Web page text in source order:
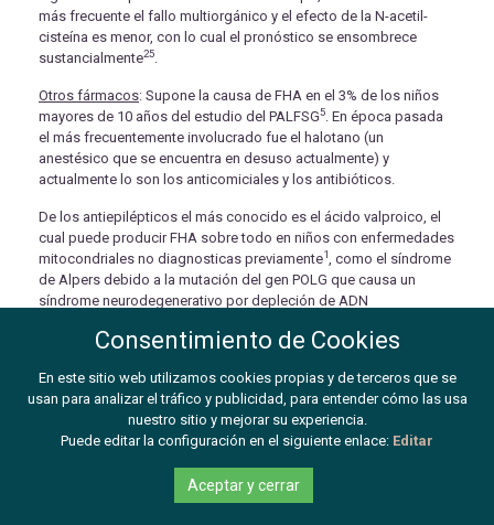
más frecuente el fallo multiorgánico y el efecto de la N-acetil-
cisteína es menor, con lo cual el pronóstico se ensombrece
sustancialmente25
Otros fármacos: Supone la causa de FHA en el 3% de los niños
mayores de 10 años del estudio del PALFSG5 . En época pasada
el más frecuentemente involucrado fue el halotano (un
anestésico que se encuentra en desuso actualmente) y
actualmente lo son los anticomiciales y los antibióticos.
De los antiepilépticos el más conocido es el ácido valproico, el
cual puede producir FHA sobre todo en niños con enfermedades
mitocondriales no diagnosticas previamente1
, como el síndrome
de Alpers debido a la mutación del gen POLG que causa un
síndrome neurodegenerativo por depleción de ADN
frecuencia de uso debe tenerse en cuenta, son la amoxicilina con
ácido clavulánico y los macrólidos, en estos casos la clínica
puede aparecer desde unos días a varias semanas después de
su administración y se presenta como un cuadro clínico llamado
) y que se característica por fiebre, exantema
cutáneo inespecífico, eosinofilia y síntomas sistémicos de FHA
Consentimiento de Cookies
En este sitio web utilizamos cookies propias y de terceros que se
usan para analizar el tráfico y publicidad, para entender cómo las usa
nuestro sitio y mejorar su experiencia.
Puede editar la configuración en el siguiente enlace: Editar
Aceptar y cerrar